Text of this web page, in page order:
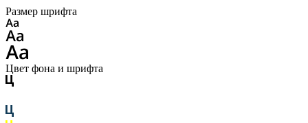
Размер шрифта
Цвет фона и шрифта